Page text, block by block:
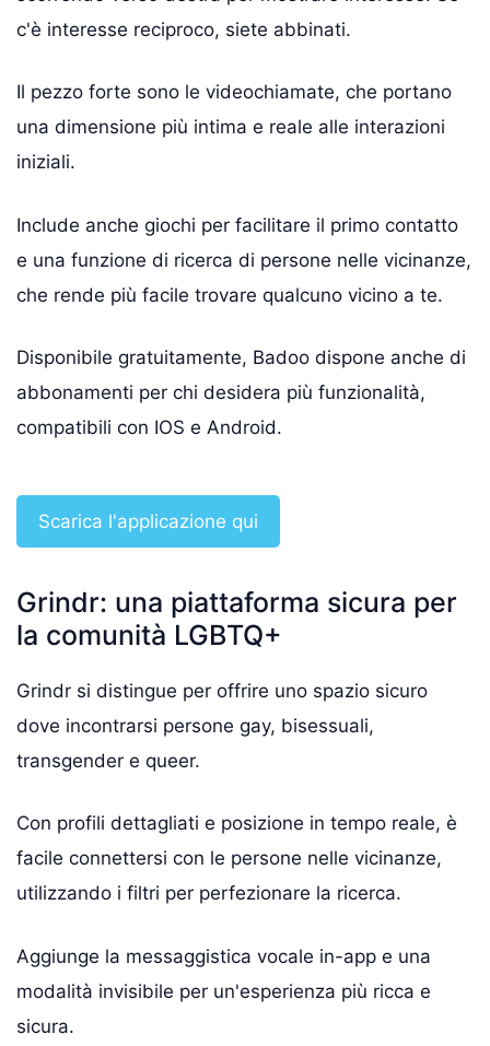
c'è interesse reciproco, siete abbinati.
Il pezzo forte sono le videochiamate, che portano
una dimensione più intima e reale alle interazioni
iniziali.
Include anche giochi per facilitare il primo contatto
e una funzione di ricerca di persone nelle vicinanze,
che rende più facile trovare qualcuno vicino a te.
Disponibile gratuitamente, Badoo dispone anche di
abbonamenti per chi desidera più funzionalità,
compatibili con IOS e Android.
Scarica l'applicazione qui
Grindr: una piattaforma sicura per
la comunità LGBTQ+
Grindr si distingue per offrire uno spazio sicuro
dove incontrarsi persone gay, bisessuali,
transgender e queer.
Con profili dettagliati e posizione in tempo reale, è
facile connettersi con le persone nelle vicinanze,
utilizzando i filtri per perfezionare la ricerca.
Aggiunge la messaggistica vocale in-app e una
modalità invisibile per un'esperienza più ricca e
sicura.